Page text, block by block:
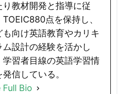
り教材開発と指導に従
TOEIC880点を保持し、
も向け英語教育やカリキ
ム設計の経験を活かし
学習者目線の英語学習情
信している。
Full Bio